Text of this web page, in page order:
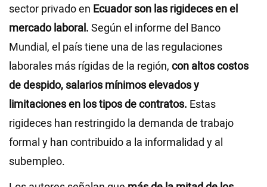
sector privado en Ecuador son las rigideces en el
mercado laboral. Según el informe del Banco
Mundial, el país tiene una de las regulaciones
laborales más rígidas de la región, con altos costos
de despido, salarios mínimos elevados y
limitaciones en los tipos de contratos. Estas
rigideces han restringido la demanda de trabajo
formal y han contribuido a la informalidad y al
subempleo.